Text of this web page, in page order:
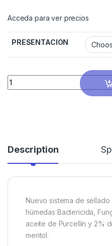
Acceda para ver precios
PRESENTACION
Quantity
Description
Nuevo sistema de sellado
húmedas Bactericida,
aceite de Purcellin y 2%
mentol.